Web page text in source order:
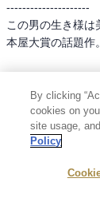
---------------------
この男の生き様は
本屋大賞の話題作
この奇跡のよう
敵は七人の魔女
よ! 戦後、国際石
る。それは大英
ブクログレビューは
いいねできません
powered by ブクロ
男の生き様や信
By clicking
cookies on
site usage,
Policy